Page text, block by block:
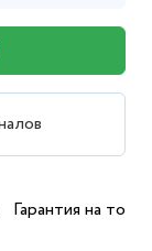
Гарантия на товар